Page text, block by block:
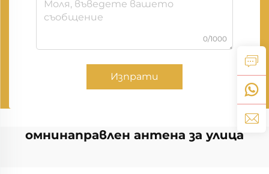
0/1000
Изпрати
омнинаправлен антена за улица